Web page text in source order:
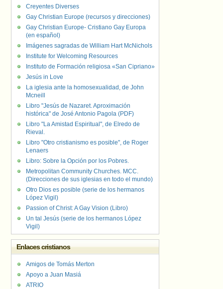
Creyentes Diverses
Gay Christian Europe (recursos y direcciones)
Gay Christian Europe- Cristiano Gay Europa
(en español)
Imágenes sagradas de William Hart McNichols
Institute for Welcoming Resources
Instituto de Formación religiosa «San Cipriano»
Jesús in Love
La iglesia ante la homosexualidad, de John
Mcneill
Libro "Jesús de Nazaret. Aproximación
histórica" de José Antonio Pagola (PDF)
Libro "La Amistad Espiritual", de Elredo de
Rieval.
Libro "Otro cristianismo es posible", de Roger
Lenaers
Libro: Sobre la Opción por los Pobres.
Metropolitan Community Churches. MCC.
(Direcciones de sus iglesias en todo el mundo)
Otro Dios es posible (serie de los hermanos
López Vigil)
Passion of Christ: A Gay Vision (Libro)
Un tal Jesús (serie de los hermanos López
Vigil)
Enlaces cristianos
Amigos de Tomás Merton
Apoyo a Juan Masiá
ATRIO